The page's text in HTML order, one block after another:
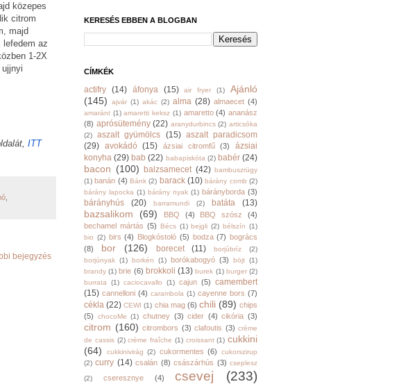
közepes
citrom
majd
lefedem az
1-2X
ITT
bejegyzés
KERESÉS EBBEN A BLOGBAN
CÍMKÉK
actifry (14) áfonya (15) air fryer (1)
Ajánló
(145)
ajvár (1) akác (2) alma (28) almaecet (4)
amaránt (1) amaretti keksz (1) amaretto (4) ananász
(8) aprósütemény (22) aranydurbincs (2) articsóka
(2)
aszalt gyümölcs (15) aszalt paradicsom
(29) avokádó (15) ázsiai citromfű (3)
ázsiai
konyha (29) bab (22) babapiskóta (2) babér (24)
bacon (100) balzsamecet (42) bambuszrügy
(1) banán (4) Bánk (2) barack (10) bárány comb (2)
bárány lapocka (1) bárány nyak (1) bárányborda (3)
bárányhús (20) barramundi (2) batáta (13)
bazsalikom (69) BBQ (4) BBQ szósz
(4)
bechamel mártás (5) Bécs (1) bejgli (2) bélszín (1)
bio (2) birs (4) Blogkóstoló (5) bodza (7) bogrács
(8)
bor (126) borecet (11) borjúbríz
(2)
borjúnyak (1) borkén (1) borókabogyó (3) böjt (1)
brandy (1) brie (6) brokkoli (13) burek (1) burger (2)
burrata
(1) caciocavallo (1) cajun (5) camembert
(15) cannelloni (4) carambola (1) cayenne bors (7)
cékla (22) CEWI (1) chia mag (6) chili (89) chips
(5)
chocoMe (1) chutney (3) cider (4) cikória (3)
citrom (160) citrombors (3) clafoutis (3) crème
de cassis (2) crème fraîche (1) croissant (1) cukkini
(64)
cukkinivirág (2) cukormentes (6)
cukorszirup
(2) curry (14) csalán (8) császárhús (3) cseplesz
(2)
cseresznye (4) csevej (233)